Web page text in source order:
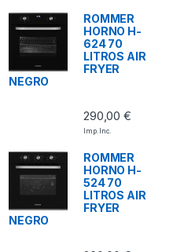
ROMMER
HORNO H-
624 70
LITROS AIR
FRYER
NEGRO
290,00€
Imp. Inc.
ROMMER
HORNO H-
524 70
LITROS AIR
FRYER
NEGRO